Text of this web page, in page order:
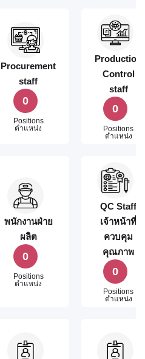
Procurement
staff
0
Positions
ตำแหน่ง
Production
Control
staff
0
Positions
ตำแหน่ง
พนักงานฝ่าย
ผลิต
0
Positions
ตำแหน่ง
QC Staff
เจ้าหน้าที่
ควบคุม
คุณภาพ
0
Positions
ตำแหน่ง